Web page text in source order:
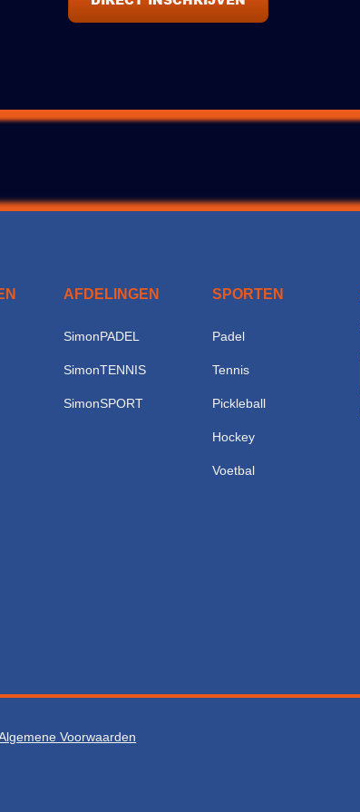
AFDELINGEN
SimonPADEL
SimonTENNIS
SimonSPORT
SPORTEN
Padel
Tennis
Pickleball
Hockey
Voetbal
Voorwaarden